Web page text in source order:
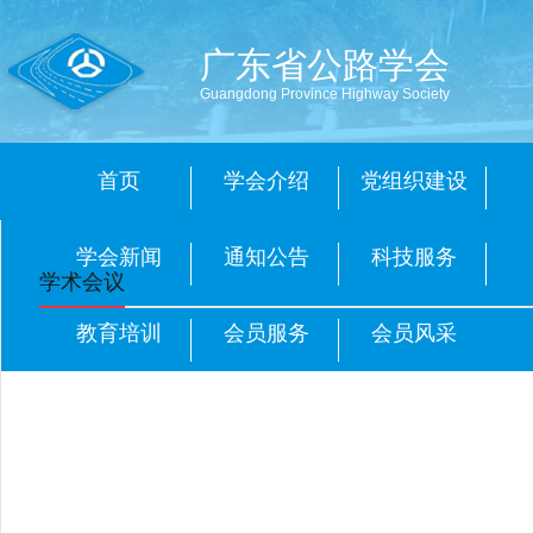
广东省公路学会
Guangdong Province Highway Society
首页 学会介绍 党组织建设
学会新闻 通知公告 科技服务
教育培训 会员服务 会员风采
学术会议